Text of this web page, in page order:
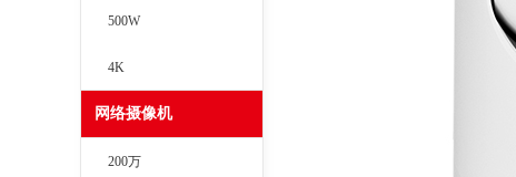
500W
4K
网络摄像机
200万